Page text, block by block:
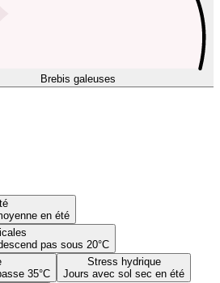
Brebis galeuses
en été
pas sous 20°C
35°C
Stress hydrique
Jours avec sol sec en été